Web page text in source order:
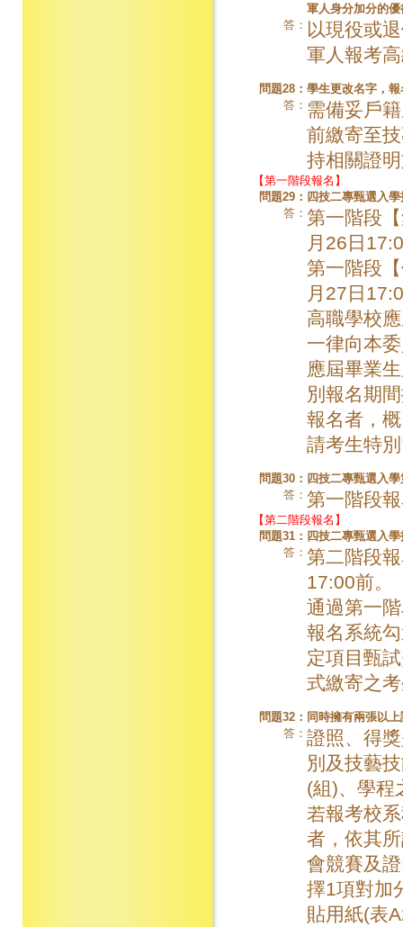
軍人身分加分的優
答： 以現役或
軍人報考
問題28： 學生更改名字，
答： 需備妥戶
前繳寄至
持相關證
【第一階段報名】
問題29： 四技二專甄選入
答： 第一階段
月26日
第一階段
月27日
高職學校
一律向本
應屆畢業
別報名期
報名者，
請考生特
問題30： 四技二專甄選入
答： 第一階段
【第二階段報名】
問題31： 四技二專甄選入
答： 第二階段
17:00前。
通過第一
報名系統
定項目甄
式繳寄之
問題32： 同時擁有兩張以
答： 證照、得
別及技藝
(組)、學程
若報考校
者，依其
會競賽及
擇1項對加
貼用紙(表